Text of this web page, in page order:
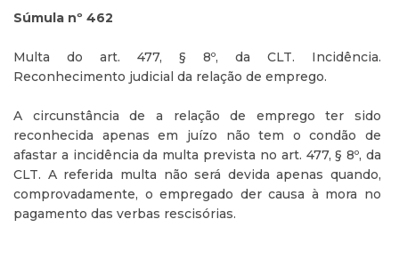
Súmula nº 462
Multa do art. 477, § 8º, da CLT. Incidência.
Reconhecimento judicial da relação de emprego.
A circunstância de a relação de emprego ter sido
reconhecida apenas em juízo não tem o condão de
afastar a incidência da multa prevista no art. 477, § 8º, da
CLT. A referida multa não será devida apenas quando,
comprovadamente, o empregado der causa à mora no
pagamento das verbas rescisórias.